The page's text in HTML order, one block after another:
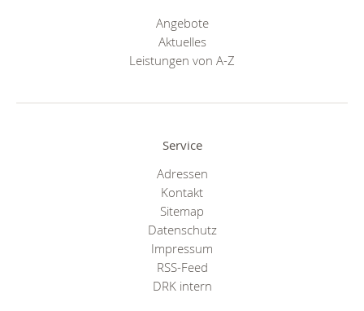
Angebote
Aktuelles
Leistungen von A-Z
Service
Adressen
Kontakt
Sitemap
Datenschutz
Impressum
RSS-Feed
DRK intern